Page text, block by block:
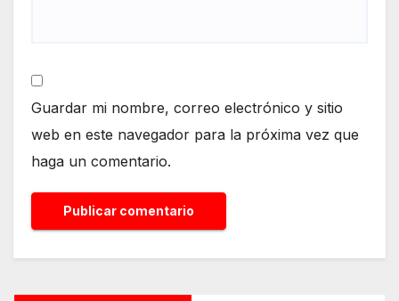
Guardar mi nombre, correo electrónico y sitio
web en este navegador para la próxima vez que
haga un comentario.